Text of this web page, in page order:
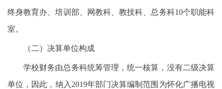
终身教育办、培训部、网教科、教技科、总务科10个职能科
室。
（二）决算单位构成
学校财务由总务科统筹管理，统一核算，没有二级决算
单位，因此，纳入2019年部门决算编制范围为怀化广播电视